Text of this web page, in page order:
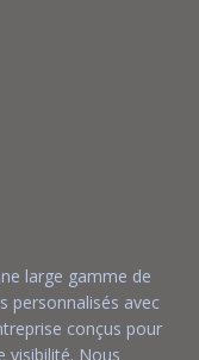
large gamme de
personnalisés avec
conçus pour
visibilité. Nous